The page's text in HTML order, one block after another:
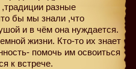
разные
бы мы знали ,что
и в чём она нуждается.
жизни. Кто-то их знает
помочь им освоиться
к встрече.